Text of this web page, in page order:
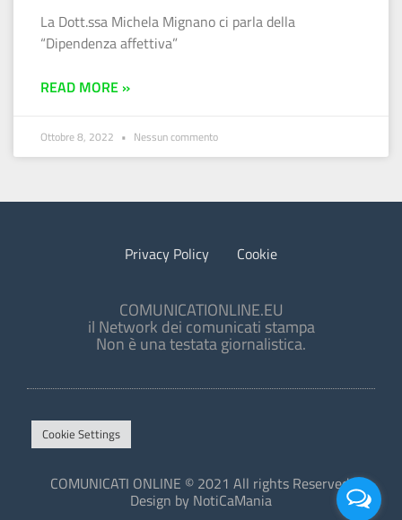
La Dott.ssa Michela Mignano ci parla della
“Dipendenza affettiva”
READ MORE »
Ottobre 8, 2022 Nessun commento
Privacy Policy Cookie
COMUNICATIONLINE.EU
il Network dei comunicati stampa
Non è una testata giornalistica.
Cookie Settings
COMUNICATI ONLINE © 2021 All rights Reserved.
Design by NotiCaMania